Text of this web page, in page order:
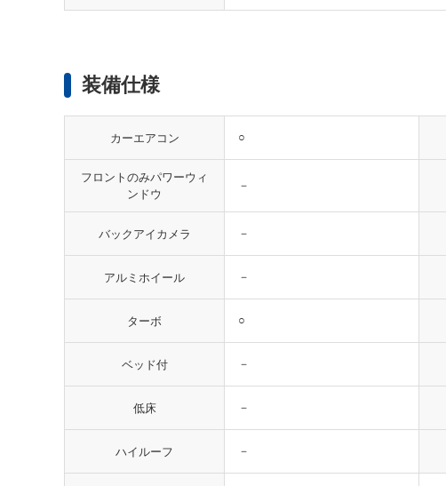
装備仕様
カーエアコン ○
フロントのみパワーウィ
ンドウ
－
バックアイカメラ －
アルミホイール －
ターボ ○
ベッド付 －
低床 －
ハイルーフ －